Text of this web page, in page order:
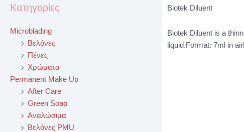
Κατηγορίες
Microblading
Βελόνες
Πένες
Χρώματα
Permanent Make Up
After Care
Green Soap
Αναλώσιμα
Βελόνες PMU
Biotek Diluent
Biotek Diluent is a
liquid.Format: 7ml in